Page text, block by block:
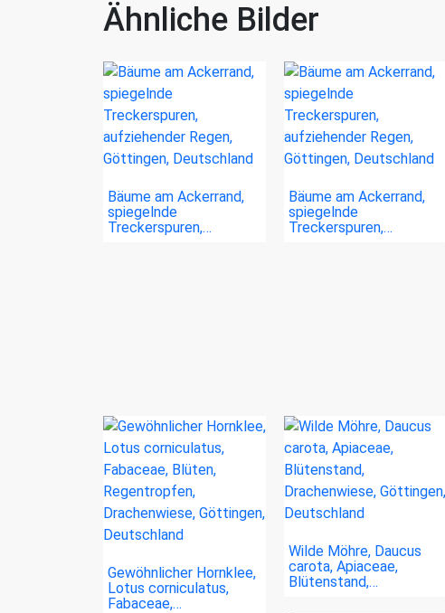
Ähnliche Bilder
Bäume am Ackerrand,
spiegelnde
Treckerspuren,…
Bäume am Ackerrand,
spiegelnde
Treckerspuren,…
Gewöhnlicher Hornklee,
Lotus corniculatus,
Fabaceae,…
Wilde Möhre, Daucus
carota, Apiaceae,
Blütenstand,…